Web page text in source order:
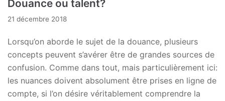
Douance ou talent?
21 décembre 2018
Lorsqu’on aborde le sujet de la douance, plusieurs
concepts peuvent s’avérer être de grandes sources de
confusion. Comme dans tout, mais particulièrement ici:
les nuances doivent absolument être prises en ligne de
compte, si l’on désire véritablement comprendre la